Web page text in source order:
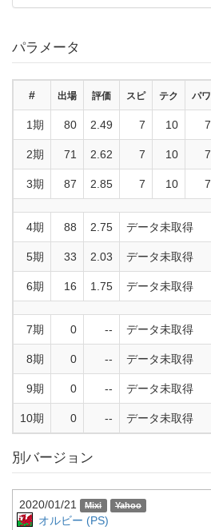
パラメータ
# 出場 評価 スピ テク パワ
1期 80 2.49 7 10 7
2期 71 2.62 7 10 7
3期 87 2.85 7 10 7
4期 88 2.75 データ未取得
5期 33 2.03 データ未取得
6期 16 1.75 データ未取得
7期 0 -- データ未取得
8期 0 -- データ未取得
9期 0 -- データ未取得
10期 0 -- データ未取得
別バージョン
2020/01/21
オルビー (PS)